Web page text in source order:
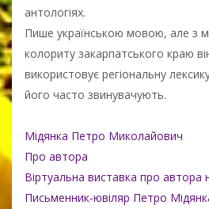
антологіях.
Пише українською мовою, але з
колориту закарпатського краю
використовує регіональну
його часто звинувачують.
Мідянка Петро Миколайович
Про автора
Віртуальна виставка про автора
Письменник-ювіляр Петро